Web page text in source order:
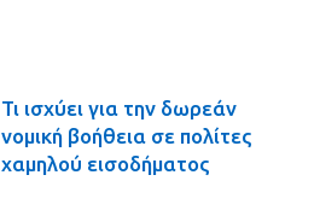
Τι ισχύει για την δωρεάν
νομική βοήθεια σε πολίτες
χαμηλού εισοδήματος